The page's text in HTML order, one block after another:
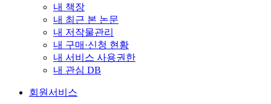
내 책장
내 최근 본 논문
내 저작물관리
내 구매·신청 현황
내 서비스 사용권한
내 관심 DB
회원서비스